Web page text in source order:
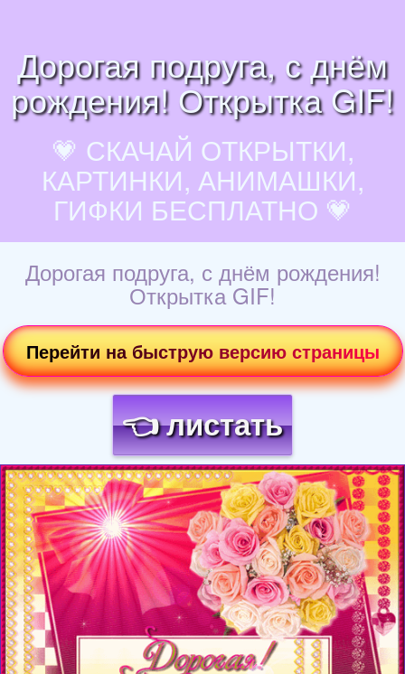
Дорогая подруга, с днём
рождения! Открытка GIF!
💗 СКАЧАЙ ОТКРЫТКИ,
КАРТИНКИ, АНИМАШКИ,
ГИФКИ БЕСПЛАТНО 💗
Дорогая подруга, с днём рождения!
Открытка GIF!
Перейти на быструю версию страницы
👈 листать
Загрузка картинки...